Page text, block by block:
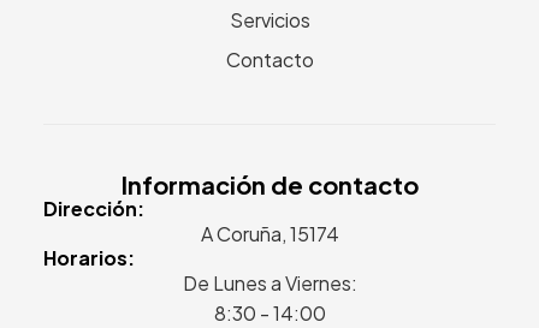
Servicios
Contacto
Información de contacto
Dirección:
A Coruña, 15174
Horarios:
De Lunes a Viernes:
8:30 - 14:00